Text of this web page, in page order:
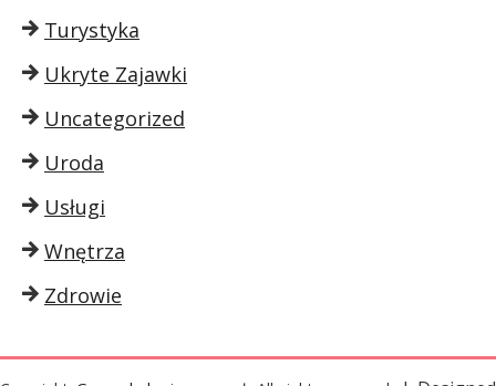
Turystyka
Ukryte Zajawki
Uncategorized
Uroda
Usługi
Wnętrza
Zdrowie